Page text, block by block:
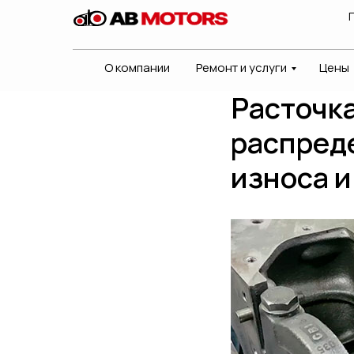
О компании Цены
Ремонт и услуги
износа